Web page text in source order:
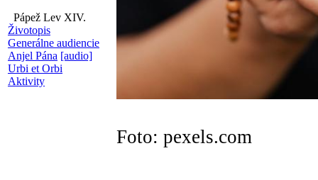
Pápež Lev XIV.
Životopis
Generálne audiencie
Anjel Pána [audio]
Urbi et Orbi
Aktivity
Foto: pexels.com